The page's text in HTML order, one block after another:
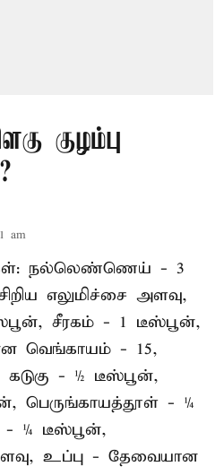
குழம்பு
am
நல்லெண்ணெய் - 3
எலுமிச்சை அளவு,
சீரகம் - 1 டீஸ்பூன்,
வெங்காயம் - 15,
- ½ டீஸ்பூன்,
பெருங்காயத்தூள் - ¼
¼ டீஸ்பூன்,
உப்பு - தேவையான